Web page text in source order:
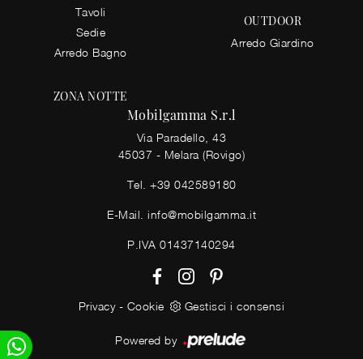
Tavoli
Sedie
Arredo Bagno
ZONA NOTTE
OUTDOOR
Arredo Giardino
Mobilgamma S.r.l
Via Paradello, 43
45037 - Melara (Rovigo)
Tel. +39 042589180
E-Mail. info@mobilgamma.it
P.IVA 01437140294
Privacy- Cookie Gestisci i consensi
Powered by